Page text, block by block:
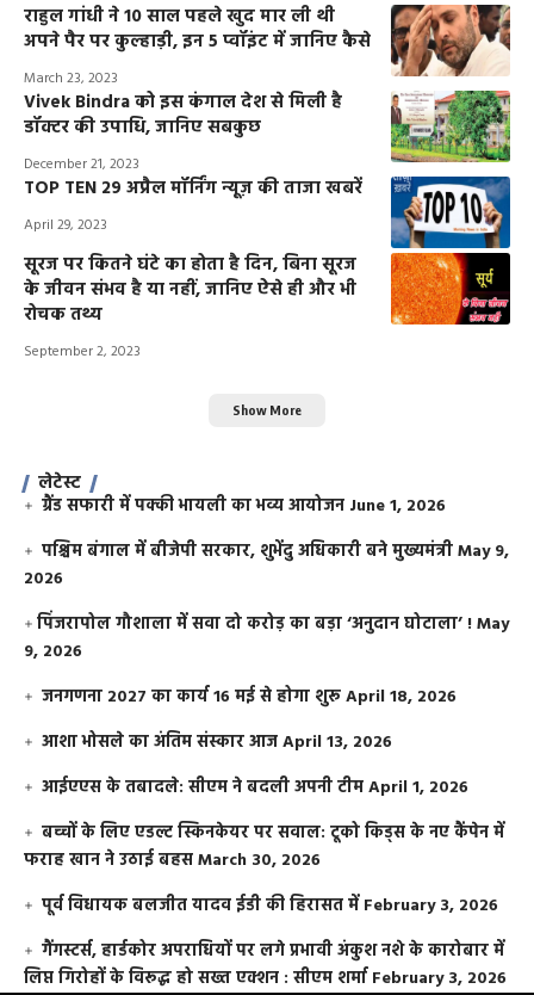
राहुल गांधी ने 10 साल पहले खुद मार ली थी
अपने पैर पर कुल्हाड़ी, इन 5 प्वॉइंट में जानिए कैसे
March 23, 2023
Vivek Bindra को इस कंगाल देश से मिली है
डॉक्टर की उपाधि, जानिए सबकुछ
December 21, 2023
TOP TEN 29 अप्रैल मॉर्निंग न्यूज़ की ताजा खबरें
April 29, 2023
सूरज पर कितने घंटे का होता है दिन, बिना सूरज
के जीवन संभव है या नहीं, जानिए ऐसे ही और भी
रोचक तथ्य
September 2, 2023
Show More
लेटेस्ट
ग्रैंड सफारी में पक्की भायली का भव्य आयोजन June 1, 2026
पश्चिम बंगाल में बीजेपी सरकार, शुभेंदु अधिकारी बने मुख्यमंत्रीMay 9,
2026
​पिंजरापोल गौशाला में सवा दो करोड़ का बड़ा ‘अनुदान घोटाला’ !May
9, 2026
जनगणना 2027 का कार्य 16 मई से होगा शुरूApril 18, 2026
आशा भोसले का अंतिम संस्कार आजApril 13, 2026
आईएएस के तबादले: सीएम ने बदली अपनी टीमApril 1, 2026
बच्चों के लिए एडल्ट स्किनकेयर पर सवाल: टूको किड्स के नए कैंपेन में
फराह खान ने उठाई बहसMarch 30, 2026
पूर्व विधायक बलजीत यादव ईडी की हिरासत में February 3, 2026
गैंगस्टर्स, हार्डकोर अपराधियों पर लगे प्रभावी अंकुश नशे के कारोबार में
लिप्त गिरोहों के विरूद्ध हो सख्त एक्शन : सीएम शर्मा February 3, 2026